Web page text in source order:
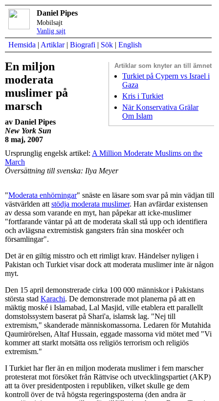
Daniel Pipes
Mobilsajt
Vanlig sajt
Hemsida | Artiklar| Biografi | Sök | English
Artiklar som knyter an till ämnet
Turkiet på Cypern vs Israel i
Gaza
Kris i Turkiet
När Konservativa Grälar
Om Islam
En miljon
moderata
muslimer på
marsch
av Daniel Pipes
New York Sun
8 maj, 2007
Ursprunglig engelsk artikel: A Million Moderate Muslims on the
March
Översättning till svenska: Ilya Meyer
"Moderata enhörningar" snäste en läsare som svar på min vädjan till
västvärlden att stödja moderata muslimer. Han avfärdar existensen
av dessa som varande en myt, han påpekar att icke-muslimer
"fortfarande väntar på att de moderata skall stå upp och identifiera
och avlägsna extremistisk gangsters från sina moskéer och
församlingar".
Det är en giltig misstro och ett rimligt krav. Händelser nyligen i
Pakistan och Turkiet visar dock att moderata muslimer inte är någon
myt.
Den 15 april demonstrerade cirka 100 000 människor i Pakistans
största stad Karachi. De demonstrerade mot planerna på att en
mäktig moské i Islamabad, Lal Masjid, ville etablera ett parallellt
domstolssystem baserat på Shari'a, islamsk lag. "Nej till
extremism," skanderade människomassorna. Ledaren för Mutahida
Qaumirörelsen, Altaf Hussain, eggade massorna vid mötet med "Vi
kommer att starkt motsätta oss religiös terrorism och religiös
extremism."
I Turkiet har fler än en miljon moderata muslimer i fem marscher
protesterat mot försöket från Rättvise och utvecklingspartiet (AKP)
att ta över presidentposten i republiken, vilket skulle ge dem
kontroll över de två högsta regeringsposterna (den andra är